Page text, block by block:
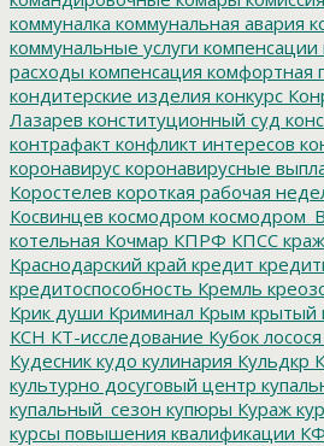
коммуналка коммунальная авария
коммунальные услуги компенсации
расходы компенсация комфортная
кондитерские изделия конкурс
Лазарев конституционный суд
контрафакт конфликт интересов
коронавирус коронавирусные
Коростелев короткая рабочая
Косвинцев космодром
котельная Кочмар КПРФ КПСС
Краснодарский край кредит
кредитоспособность Кремль
Крик души Криминал Крым крытый
КСН КТ-исследование Кубок лосося
Кудесник кудо кулинария Кульдкр
культурно досуговый центр
купальный_сезон купюры Кураж
курсы повышения квалификации